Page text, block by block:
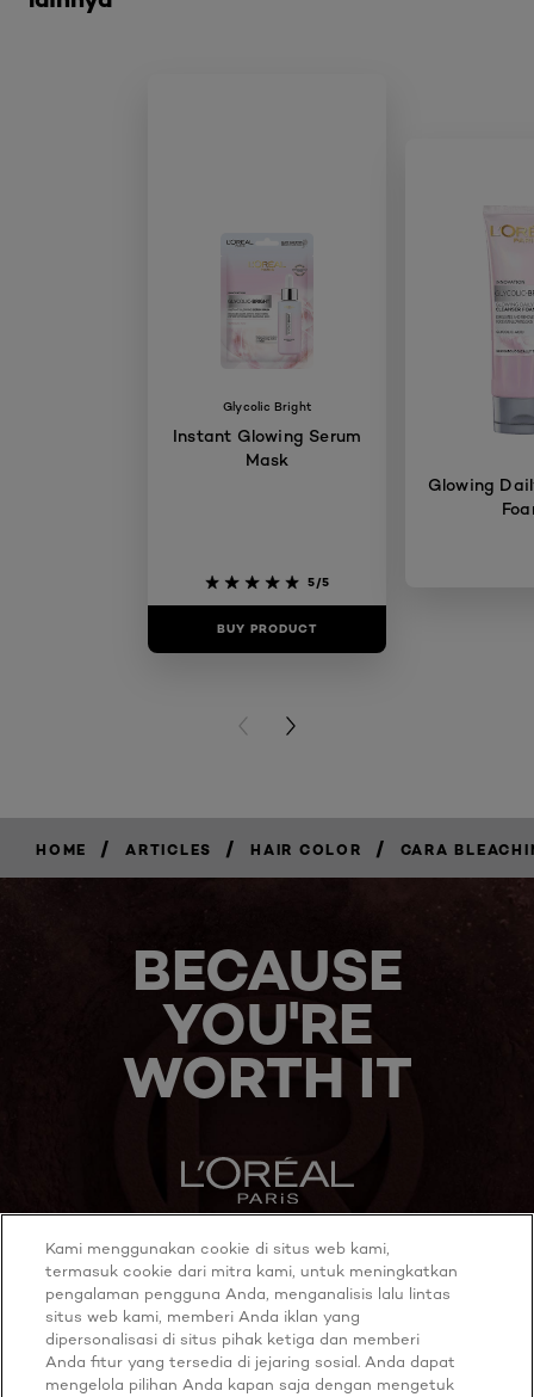
Glycolic Bright
Instant Glowing Serum
Mask
5/5
BUY PRODUCT
Glowing
PREVIOUS CARD
NEXT CARD
HOME / ARTICLES / HAIR COLOR / CARA
BECAUSE
YOU'RE
WORTH IT
MORE TO EXPLORE
Youtube
Twitter
Kami menggunakan cookie di situs web kami,
termasuk cookie dari mitra kami, untuk meningkatkan
pengalaman pengguna Anda, menganalisis lalu lintas
situs web kami, memberi Anda iklan yang
dipersonalisasi di situs pihak ketiga dan memberi
Anda fitur yang tersedia di jejaring sosial. Anda dapat
mengelola pilihan Anda kapan saja dengan mengetuk